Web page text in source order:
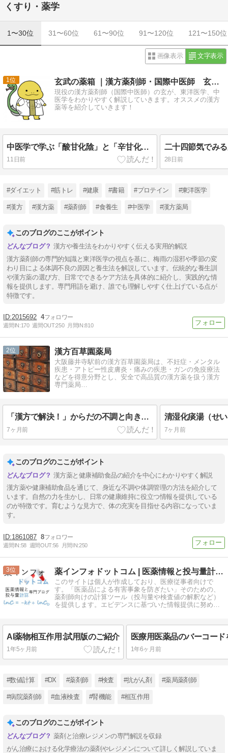
くすり・薬学
1〜30位 31〜60位 61〜90位 91〜120位 121〜150位
画像表示 文字表示
1 玄武の薬箱 ｜漢方薬剤師・国際中医師 玄の漢方ブログ
現役の漢方薬剤師（国際中医師）の玄が、東洋医学、中
医学をわかりやすく解説していきます。オススメの漢方
薬等を紹介していきます！
中医学で学ぶ「酸甘化陰」と「辛甘化陽」｜味の組み合わせに込められた養生の知恵
11日前 28日前
#ダイエット #筋トレ #健康 #書籍 #プロテイン #東洋医学
#漢方 #漢方薬 #薬剤師 #食養生 #中医学 #漢方薬局
このブログのここがポイント
漢方や養生法をわかりやすく伝える実用的解説
漢方薬剤師の専門的知識と東洋医学の視点を基に、梅雨の湿邪や季節の変
わり目による体調不良の原因と養生法を解説しています。伝統的な養生訓
や漢方薬の選び方、日常でできるケア方法を具体的に紹介し、実践的な情
報を提供します。専門用語を避け、誰でも理解しやすく仕上げている点が
特徴です。
2015692 4
週間IN:170 週間OUT:250 月間IN:810
2 漢方百草園薬局
大阪藤井寺駅前の漢方百草園薬局は、不妊症・メンタル
疾患・アトピー性皮膚炎・痛みの疾患・ガンの免疫療法
などを得意分野とし、安全で高品質の漢方薬を扱う漢方
専門薬局…
「漢方で解決！」からだの不調と向き合う自然の力
7ヶ月前
清湿化痰湯（せ
7ヶ月前
このブログのここがポイント
漢方薬と健康補助食品の紹介を中心にわかりやすく解説
漢方薬や健康補助食品を通じて、身近な不調や体調管理の方法を紹介して
います。自然の力を生かし、日常の健康維持に役立つ情報を提供している
のが特徴です。育むような見方で、体の充実を目指せる内容になっていま
す。
1861087 8
週間IN:58 週間OUT:56 月間IN:250
3 薬インフォドットコム | 医薬情報と投与量計算の専門ブログ
このサイトは個人が作成しており、医療従事者向けで
す。「医薬品による有害事象を防ぎたい」そのための、
薬剤師向けの計算ツール（投与量や検査値の解釈など）
を提供します。エビデンスに基づいた情報提供に努め、
AI薬物相互作用:試用版のご紹介
1年5ヶ月前 1年6ヶ月前
#数値計算 #DX #薬剤師 #検査 #抗がん剤 #薬局薬剤師
#病院薬剤師 #血液検査 #腎機能 #相互作用
このブログのここがポイント
薬剤と治療レジメンの専門解説を収録
がん治療における化学療法の薬剤やレジメンについて詳しく解説していま